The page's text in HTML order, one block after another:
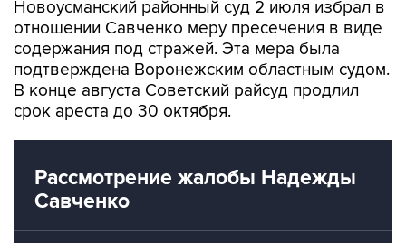
содержания под стражей. Эта мера была
подтверждена Воронежским областным судом.
В конце августа Советский райсуд продлил
срок ареста до 30 октября.
Рассмотрение жалобы Надежды
Савченко